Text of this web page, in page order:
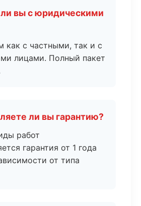
вы с юридическими
как с частными, так и с
лицами. Полный пакет
ли вы гарантию?
работ
гарантия от 1 года
от типа